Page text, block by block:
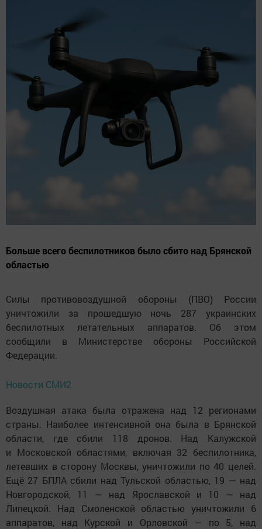
Больше всего беспилотников было сбито над Брянской
областью
Силы противовоздушной обороны (ПВО) России
уничтожили за прошедшую ночь 287 украинских
беспилотных летательных аппаратов. Об этом
сообщили в Министерстве обороны Российской
Федерации.
Новости СМИ2
Воздушная атака была отражена над 12 регионами
страны. Наиболее интенсивной она была в Брянской
области, где сбили 118 дронов. Над Калужской
и Московской областями, включая 32 беспилотника,
летевших в сторону Москвы, уничтожили по 40 целей.
Ещё 27 БПЛА сбили над Тульской областью, 19 — над
Новгородской, 11 — над Ярославской и 10 — над
Липецкой. Над Смоленской областью уничтожили 6
аппаратов, над Курской и Орловской — по 5, над